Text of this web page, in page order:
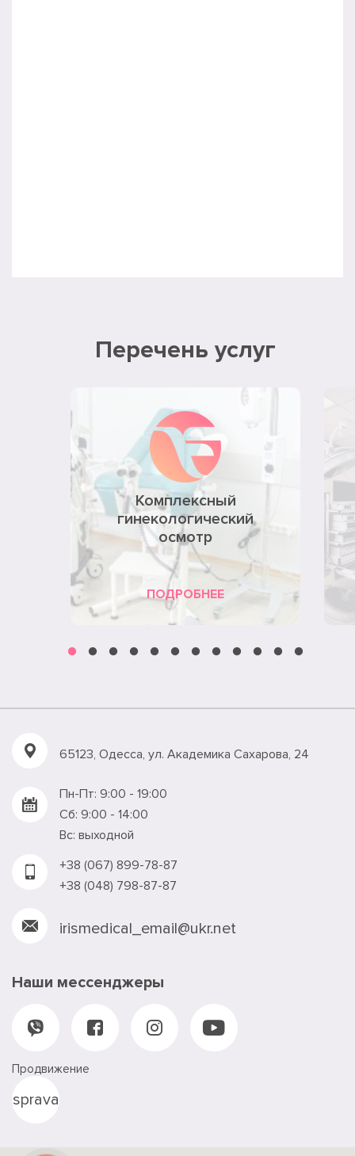
Перечень услуг
Комплексный
гинекологический
осмотр
ПОДРОБНЕЕ
65123, Одесса, ул. Академика Сахарова, 24
Пн-Пт: 9:00 - 19:00
Сб: 9:00 - 14:00
Вс: выходной
+38 (067) 899-78-87
+38 (048) 798-87-87
irismedical_email@ukr.net
Наши мессенджеры
Продвижение
sprava